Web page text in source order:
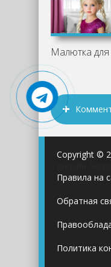
Copyright ©
Правила на
Обратная
Политика